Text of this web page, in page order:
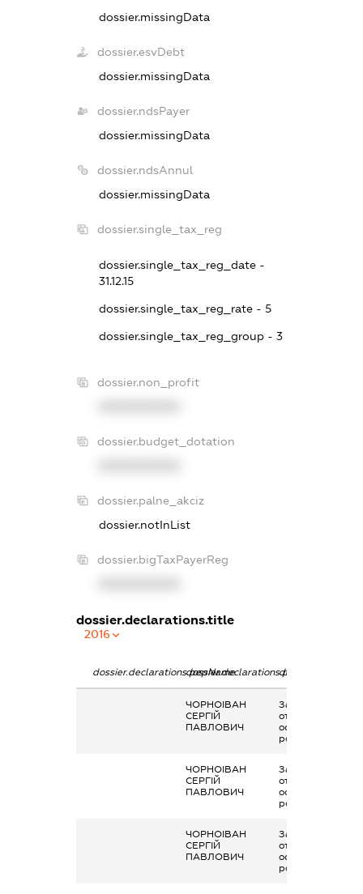
dossier.missingData
dossier.esvDebt
dossier.missingData
dossier.ndsPayer
dossier.missingData
dossier.ndsAnnul
dossier.missingData
dossier.single_tax_reg
dossier.single_tax_reg_date -
31.12.15
dossier.single_tax_reg_rate - 5
dossier.single_tax_reg_group - 3
dossier.non_profit
dossier.budget_dotation
dossier.palne_akciz
dossier.notInList
dossier.bigTaxPayerReg
dossier.declarations.title
2016
dossier.declarations.pepNamedossier.declarations.personName
ЧОРНОІВАН
СЕРГІЙ
ПАВЛОВИЧ
Заробітна плата
отримана за
основним місцем
роботи
ЧОРНОІВАН
СЕРГІЙ
ПАВЛОВИЧ
Заробітна плата
отримана за
основним місцем
роботи
ЧОРНОІВАН
СЕРГІЙ
ПАВЛОВИЧ
Заробітна плата
отримана за
основним місцем
роботи